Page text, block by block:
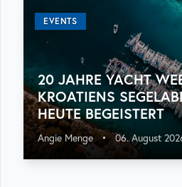
EVENTS
20 JAHRE YACHT
KROATIENS
HEUTE BEGEISTERT
Angie Menge • 06. August